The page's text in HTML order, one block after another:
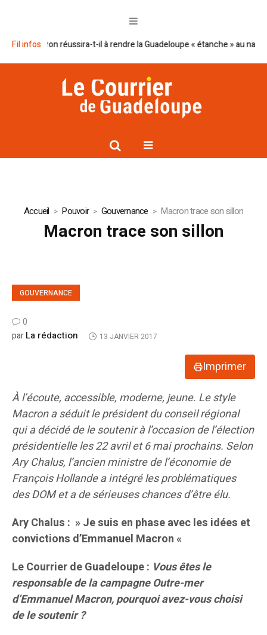
Fil infos
Macron réussira-t-il à rendre la Guadeloupe « étanche » au
Accueil Pouvoir Gouvernance Macron trace son sillon
Macron trace son sillon
GOUVERNANCE
0
parLa rédaction 13 JANVIER 2017
Imprimer
À l’écoute, accessible, moderne, jeune. Le style
Macron a séduit le président du conseil régional
qui a décidé de le soutenir à l’occasion de l’élection
présidentielle les 22 avril et 6 mai prochains. Selon
Ary Chalus, l’ancien ministre de l’économie de
François Hollande a intégré les problématiques
des DOM et a de sérieuses chances d’être élu.
Ary Chalus : » Je suis en phase avec les idées et
convictions d’Emmanuel Macron «
Le Courrier de Guadeloupe : Vous êtes le
responsable de la campagne Outre-mer
d’Emmanuel Macron, pourquoi avez-vous choisi
de le soutenir ?